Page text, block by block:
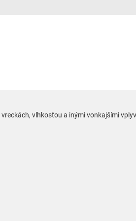
vlhkosťou a inými vonkajšími